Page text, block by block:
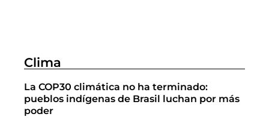
Clima
La COP30 climática no ha terminado:
pueblos indígenas de Brasil luchan por más
poder